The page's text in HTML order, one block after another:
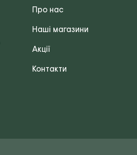
Про нас
Наші магазини
Акції
Контакти